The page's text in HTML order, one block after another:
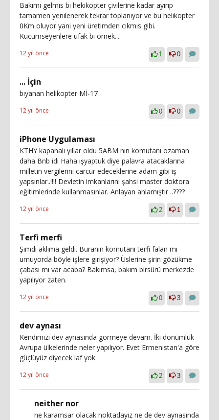
Bakımı gelmıs bı hekıkopter çivilerine kadar ayırıp
tamamen yenılenerek tekrar toplanıyor ve bu helıkopter
0Km oluyor yani yeni üretimden cıkmıs gibi.
Kucumseyenlere ufak bı ornek....
12 yıl önce 1 0
... İçin
bıyanan helikopter Mİ-17
12 yıl önce 0 0
iPhone Uygulaması
KTHY kapanalı yıllar oldu 5ABM nın komutanı ozaman
daha Bnb idi Haha işyaptuk diye palavra atacaklarına
milletin vergilerini carcur edeceklerine adam gibi iş
yapsınlar..!!!! Devletin imkanlarını şahsi master doktora
eğitimlerinde kullanmasınlar. Anlayan anlamıştır ..????
12 yıl önce 2 1
Terfi merfi
Şimdi aklıma geldi. Buranın komutanı terfi falan mı
umuyorda böyle işlere girişiyor? Üslerine şirin gözükme
çabası mı var acaba? Bakımsa, bakım birsürü merkezde
yapılıyor zaten.
12 yıl önce 0 3
dev aynası
Kendimizi dev aynasında görmeye devam. İki dönümlük
Avrupa ülkelerinde neler yapılıyor. Evet Ermenistan'a göre
güçlüyüz diyecek laf yok.
12 yıl önce 2 3
neither nor
ne karamsar olacak noktadayız ne de dev aynasında